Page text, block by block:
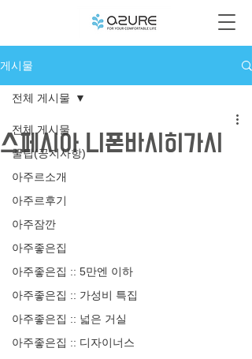
게시물
전체 게시물
꿀팁(공지사항)
아주르소개
아주르후기
아주잠깐
아주좋은집
아주좋은집 :: 5만엔 이하
아주좋은집 :: 가성비 특집
아주좋은집 :: 넓은 거실
아주좋은집 :: 디자이너스
전체 게시물
스페시아 니폰바시히가시